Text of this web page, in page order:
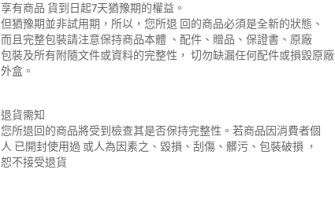
享有商品 貨到日起7天猶豫期的權益。
但猶豫期並非試用期，所以，您所退 回的商品必須是全新的狀態、
而且完整包裝請注意保持商品本體 、配件、贈品、保證書、原廠
包裝及所有附隨文件或資料的完整性， 切勿缺漏任何配件或損毀原廠
外盒。
退貨需知
您所退回的商品將受到檢查其是否保持完整性。若商品因消費者個
人 已開封使用過 或人為因素之、毀損、刮傷、髒污、包裝破損 ，
恕不接受退貨